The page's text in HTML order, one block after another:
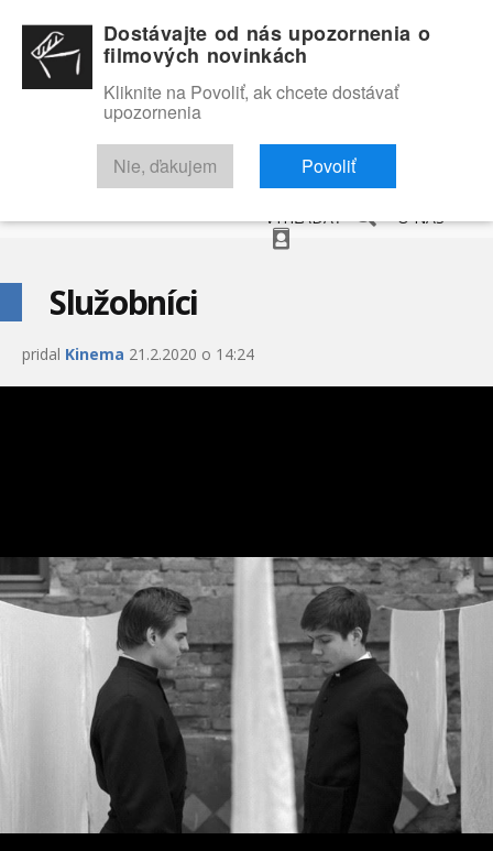
RECENZIE TRAILERY FILMOVÁ DATABÁZA
VYHĽADAŤ O NÁS
Služobníci
pridal Kinema 21.2.2020 o 14:24
Dostávajte od nás upozornenia o
filmových novinkách
Kliknite na Povoliť, ak chcete dostávať
upozornenia
Nie, ďakujem Povoliť